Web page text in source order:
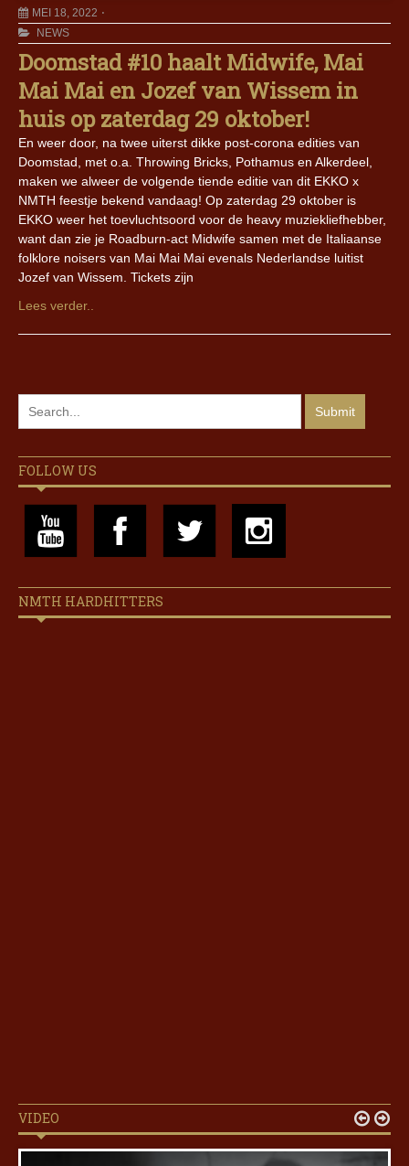
MEI 18, 2022
NEWS
Doomstad #10 haalt Midwife, Mai
Mai Mai en Jozef van Wissem in
huis op zaterdag 29 oktober!
En weer door, na twee uiterst dikke post-corona edities van
Doomstad, met o.a. Throwing Bricks, Pothamus en Alkerdeel,
maken we alweer de volgende tiende editie van dit EKKO x
NMTH feestje bekend vandaag! Op zaterdag 29 oktober is
EKKO weer het toevluchtsoord voor de heavy muziekliefhebber,
want dan zie je Roadburn-act Midwife samen met de Italiaanse
folklore noisers van Mai Mai Mai evenals Nederlandse luitist
Jozef van Wissem. Tickets zijn
Lees verder..
FOLLOW US
NMTH HARDHITTERS
VIDEO  